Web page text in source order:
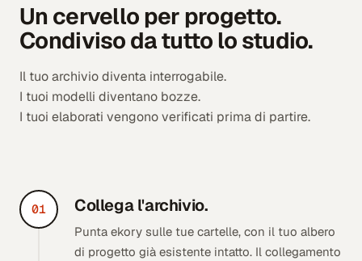
Un cervello per progetto.
Condiviso da tutto lo studio.
Il tuo archivio diventa interrogabile.
I tuoi modelli diventano bozze.
I tuoi elaborati vengono verificati prima di partire.
01 Collega l'archivio.
Punta ekory sulle tue cartelle, con il tuo albero
di progetto già esistente intatto. Il collegamento